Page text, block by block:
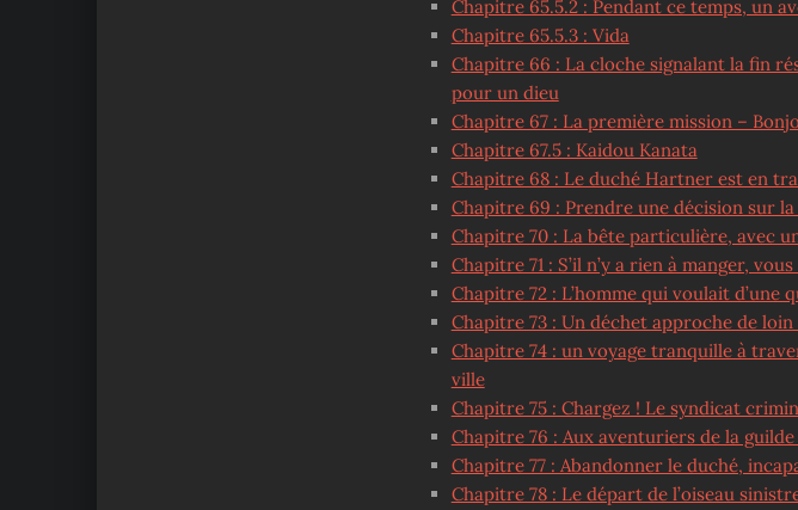
Chapitre 65.5.2 : Pendant ce temps, un
Chapitre 65.5.3 : Vida
Chapitre 66 : La cloche signalant la fin
pour un dieu
Chapitre 67 : La première mission –
Chapitre 67.5 : Kaidou Kanata
Chapitre 68 : Le duché Hartner est en
Chapitre 69 : Prendre une décision sur
Chapitre 70 : La bête particulière, avec
Chapitre 71 : S’il n’y a rien à manger,
Chapitre 72 : L’homme qui voulait d’une
Chapitre 73 : Un déchet approche de
Chapitre 74 : un voyage tranquille à
ville
Chapitre 75 : Chargez ! Le syndicat
Chapitre 76 : Aux aventuriers de la
Chapitre 77 : Abandonner le duché,
Chapitre 78 : Le départ de l’oiseau